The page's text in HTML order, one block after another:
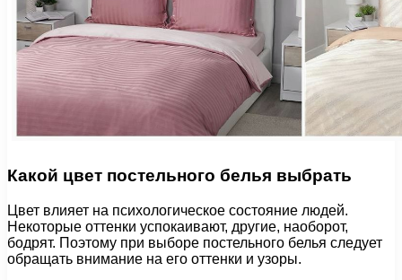
Какой цвет постельного белья выбрать
Цвет влияет на психологическое состояние людей.
Некоторые оттенки успокаивают, другие, наоборот,
бодрят. Поэтому при выборе постельного белья следует
обращать внимание на его оттенки и узоры.